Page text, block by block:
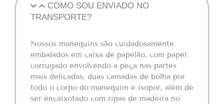
COMO SOU ENVIADO NO
TRANSPORTE?
Nossos manequins são cuidadosamente
embalados em caixa de papelão, com papel
corrugado envolvendo a peça nas partes
mais delicadas, duas camadas de bolha por
todo o corpo do manequim e isopor, além de
ser encaixotado com ripas de madeira no